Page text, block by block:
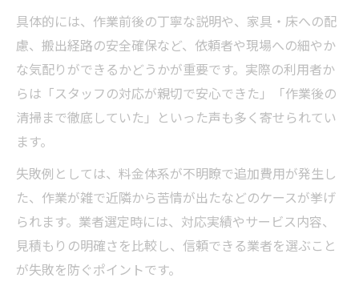
具体的には、作業前後の丁寧な説明や、家具・床への配
慮、搬出経路の安全確保など、依頼者や現場への細やか
な気配りができるかどうかが重要です。実際の利用者か
らは「スタッフの対応が親切で安心できた」「作業後の
清掃まで徹底していた」といった声も多く寄せられてい
ます。
失敗例としては、料金体系が不明瞭で追加費用が発生し
た、作業が雑で近隣から苦情が出たなどのケースが挙げ
られます。業者選定時には、対応実績やサービス内容、
見積もりの明確さを比較し、信頼できる業者を選ぶこと
が失敗を防ぐポイントです。